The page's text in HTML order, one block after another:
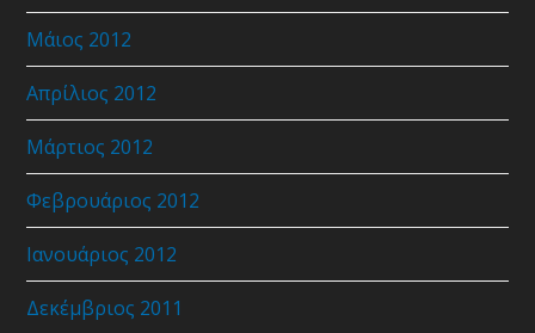
Μάιος 2012
Απρίλιος 2012
Μάρτιος 2012
Φεβρουάριος 2012
Ιανουάριος 2012
Δεκέμβριος 2011